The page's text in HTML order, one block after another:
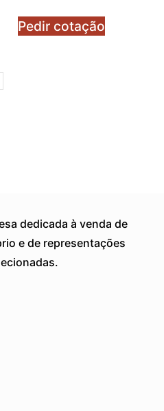
Pedir cotação
dedicada à venda de
e de representações